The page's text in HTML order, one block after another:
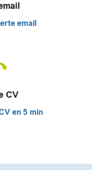
email
CV
en 5 min